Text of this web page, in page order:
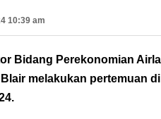
10:39 am
Bidang Perekonomian
melakukan pertemuan